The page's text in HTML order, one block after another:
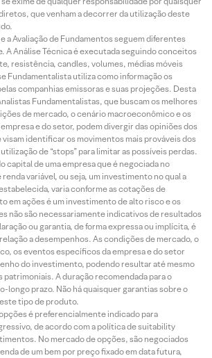
que venham a decorrer da utilização deste
a Avaliação de Fundamentos seguem diferentes
A Análise Técnica é executada seguindo conceitos
resistência, candles, volumes, médias móveis
Fundamentalista utiliza como informação os
companhias emissoras e suas projeções. Desta
Fundamentalistas, que buscam os melhores
de mercado, o cenário macroeconômico e os
e do setor, podem divergir das opiniões dos
identificar os movimentos mais prováveis dos
de “stops” para limitar as possíveis perdas.
capital de uma empresa que é negociada no
variável, ou seja, um investimento no qual a
varia conforme as cotações de
em ações é um investimento de alto risco e os
não são necessariamente indicativos de resultados
ou garantia, de forma expressa ou implícita, é
a desempenhos. As condições de mercado, o
os eventos específicos da empresa e do setor
do investimento, podendo resultar até mesmo
patrimoniais. A duração recomendada para o
longo prazo. Não há quaisquer garantias sobre o
tipo de produto.
é preferencialmente indicado para
de acordo com a política de suitability
No mercado de opções, são negociados
de um bem por preço fixado em data futura,